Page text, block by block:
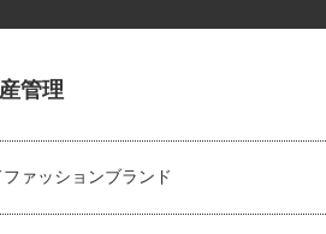
管理
ァッションブランド